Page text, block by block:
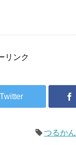
リンク
つるかん